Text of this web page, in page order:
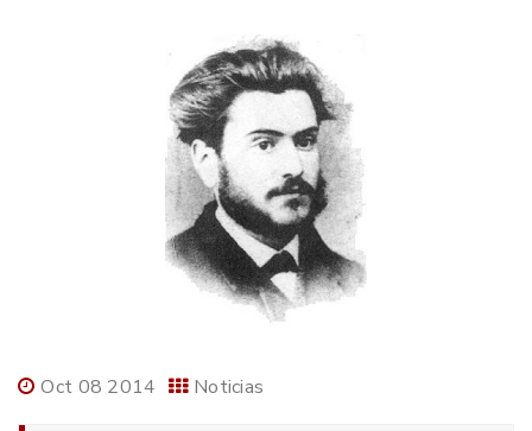
Oct 08 2014 Noticias